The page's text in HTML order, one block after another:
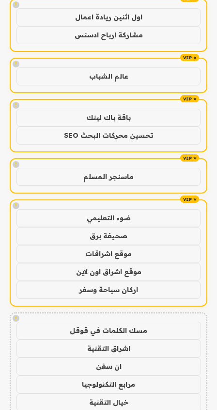
!
اول اثنين ريادة اعمال
مشاركة ارباح ادسنس
!
عالم الشباب
!
باقة باك لينك
تحسين محركات البحث SEO
!
ماسنجر المسلم
!
ضوء التعليمي
صحيفة برق
موقع اشراقات
موقع اشراق اون لاين
اركان سياحة وسفر
!
مسك الكلمات في قوقل
اشراق التقنية
ان سفن
مرابع التكنولوجيا
خيال التقنية